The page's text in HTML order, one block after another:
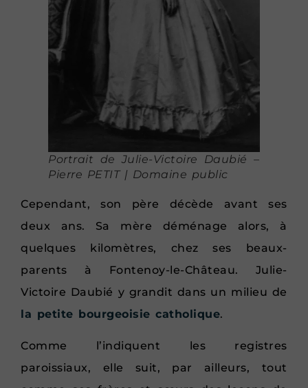
Portrait de Julie-Victoire Daubié –
Pierre PETIT | Domaine public
Cependant, son père décède avant ses
deux ans. Sa mère déménage alors, à
quelques kilomètres, chez ses beaux-
parents à Fontenoy-le-Château. Julie-
Victoire Daubié y grandit dans un milieu de
la petite bourgeoisie catholique.
Comme l’indiquent les registres
paroissiaux, elle suit, par ailleurs, tout